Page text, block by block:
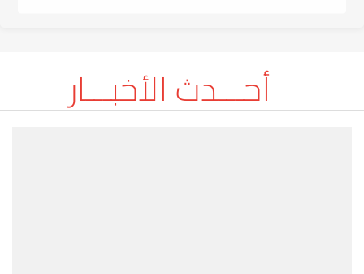
أحـــدث الأخبـــار